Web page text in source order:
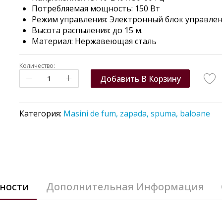
Потребляемая мощность: 150 Вт
Режим управления: Электронный блок
Высота распыления: до 15 м.
Материал: Нержавеющая сталь
Количество:
Добавить В Корзину
Категория: Masini de fum, zapada, spuma, baloane
Дополнительная Информация